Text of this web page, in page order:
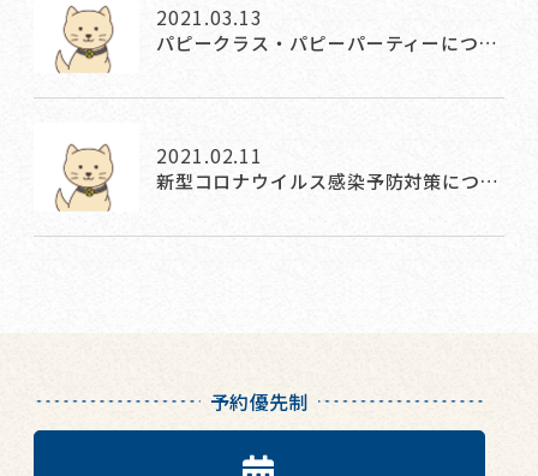
2021.03.13
パピークラス・パピーパーティーにつ…
2021.02.11
新型コロナウイルス感染予防対策につ…
予約優先制